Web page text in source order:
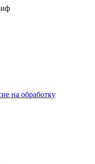
на обработку